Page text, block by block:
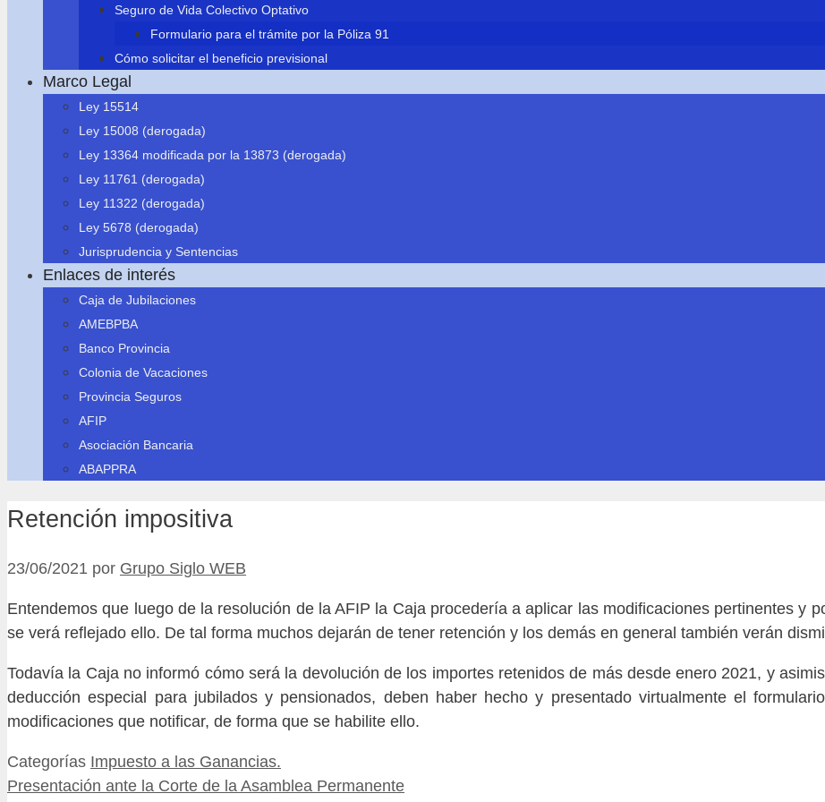
Seguro de Vida Colectivo Optativo
Formulario para el trámite por la Póliza 91
Cómo solicitar el beneficio previsional
Marco Legal
Ley 15514
Ley 15008 (derogada)
Ley 13364 modificada por la 13873 (derogada)
Ley 11761 (derogada)
Ley 11322 (derogada)
Ley 5678 (derogada)
Jurisprudencia y Sentencias
Enlaces de interés
Caja de Jubilaciones
AMEBPBA
Banco Provincia
Colonia de Vacaciones
Provincia Seguros
AFIP
Asociación Bancaria
ABAPPRA
Retención impositiva
23/06/2021 por Grupo Siglo WEB
Entendemos que luego de la resolución de la AFIP la Caja procedería a aplicar las modificaciones pertinentes y
se verá reflejado ello. De tal forma muchos dejarán de tener retención y los demás en general también verán
Todavía la Caja no informó cómo será la devolución de los importes retenidos de más desde enero 2021, y
deducción especial para jubilados y pensionados, deben haber hecho y presentado virtualmente el
modificaciones que notificar, de forma que se habilite ello.
Categorías Impuesto a las Ganancias.
Presentación ante la Corte de la Asamblea Permanente